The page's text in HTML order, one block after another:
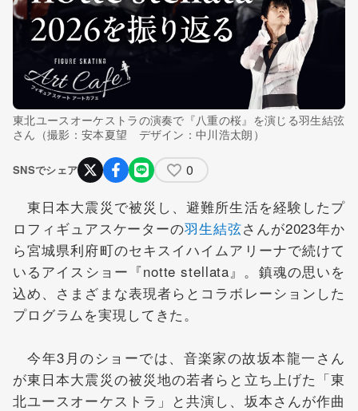
東北ユースオーケストラの演奏で『八重の桜』を演じる羽生結弦
さん（撮影：安本夏望 デザイン：中川浩太朗）
SNSでシェア 0
東日本大震災で被災し、避難所生活を経験したプ
ロフィギュアスケーターの羽生結弦さんが2023年か
ら宮城県利府町のセキスイハイムアリーナで続けて
いるアイスショー『notte stellata』。鎮魂の思いを
込め、さまざまな表現者らとコラボレーションした
プログラムを実現してきた。
今年3月のショーでは、音楽家の故坂本龍一さん
が東日本大震災の被災地の若者らと立ち上げた「東
北ユースオーケストラ」と共演し、坂本さんが作曲